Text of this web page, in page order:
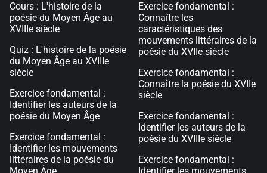
Cours : L'histoire de la
poésie du Moyen Âge au
XVIIIe siècle
Quiz : L'histoire de la poésie
du Moyen Âge au XVIIIe
siècle
Exercice fondamental :
Identifier les auteurs de la
poésie du Moyen Âge
Exercice fondamental :
Identifier les mouvements
littéraires de la poésie du
Exercice fondamental :
Connaître les
caractéristiques des
mouvements littéraires de la
poésie du XVIIe siècle
Exercice fondamental :
Connaître la poésie du XVIIe
siècle
Exercice fondamental :
Identifier les auteurs de la
poésie du XVIIIe siècle
Exercice fondamental :